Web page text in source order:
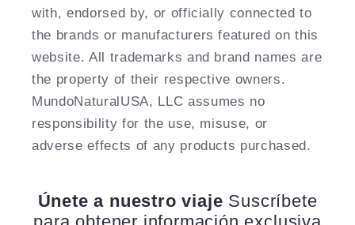
with, endorsed by, or officially connected to
the brands or manufacturers featured on this
website. All trademarks and brand names are
the property of their respective owners.
MundoNaturalUSA, LLC assumes no
responsibility for the use, misuse, or
adverse effects of any products purchased.
Únete a nuestro viaje Suscríbete